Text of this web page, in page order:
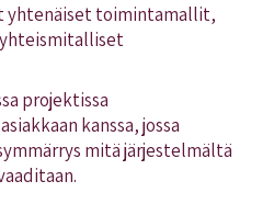
yhtenäiset toimintamallit,
projektissa
kanssa, jossa
mitä järjestelmältä